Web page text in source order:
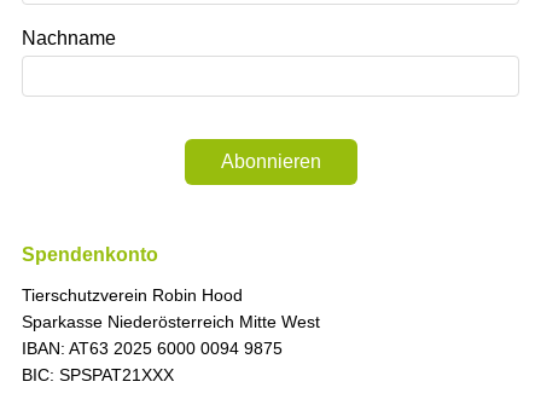
Nachname
Abonnieren
Spendenkonto
Tierschutzverein Robin Hood
Sparkasse Niederösterreich Mitte West
IBAN: AT63 2025 6000 0094 9875
BIC: SPSPAT21XXX